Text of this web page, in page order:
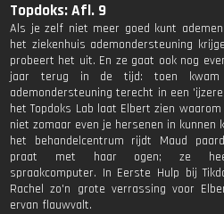
Topdoks: Afl. 9
Als je zelf niet meer goed kunt
het ziekenhuis ademondersteuning
probeert het uit. En ze gaat ook nog
jaar terug in de tijd: toen
ademondersteuning terecht in een
het Topdoks Lab laat Elbert zien
niet zomaar even je hersenen in kunnen
het behandelcentrum rijdt Maud
praat met haar ogen; ze
spraakcomputer. In Eerste Hulp bij
Rachel zo'n grote verrassing voor
ervan flauwvalt.